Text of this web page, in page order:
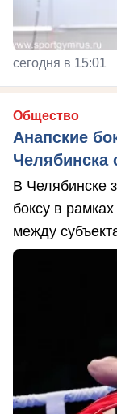
сегодня в 15:01
Общество
Анапские
Челябинска
В Челябинске
боксу в
между